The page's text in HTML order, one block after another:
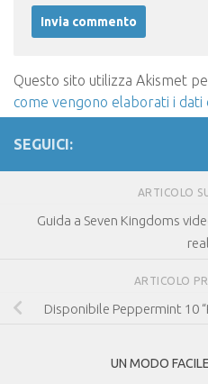
Questo sito utilizza Akismet
come vengono elaborati i
SEGUICI:
ARTICOLO
Guida a Seven Kingdoms
ARTICOLO
Disponibile Peppermint 10
UN MODO